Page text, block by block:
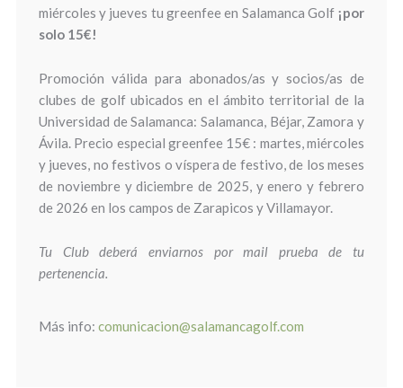
miércoles y jueves tu greenfee en Salamanca Golf ¡por
solo 15€!
Promoción válida para abonados/as y socios/as de
clubes de golf ubicados en el ámbito territorial de la
Universidad de Salamanca: Salamanca, Béjar, Zamora y
Ávila. Precio especial greenfee 15€ : martes, miércoles
y jueves, no festivos o víspera de festivo, de los meses
de noviembre y diciembre de 2025, y enero y febrero
de 2026 en los campos de Zarapicos y Villamayor.
Tu Club deberá enviarnos por mail prueba de tu
pertenencia.
Más info: comunicacion@salamancagolf.com